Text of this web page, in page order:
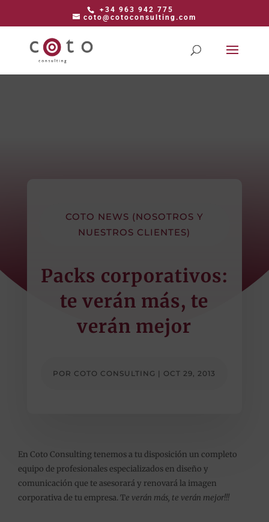
+34 963 942 775
coto@cotoconsulting.com
COTO NEWS (NOSOTROS Y
NUESTROS CLIENTES)
Packs corporativos:
te verán más, te
verán mejor
POR COTO CONSULTING | OCT 29, 2013
En Coto Consulting tenemos a tu disposición un completo
equipo de profesionales especializados en diseño y
comunicación que te asesorará y renovará la imagen
corporativa de tu empresa. Te verán más, te verán mejor!!!